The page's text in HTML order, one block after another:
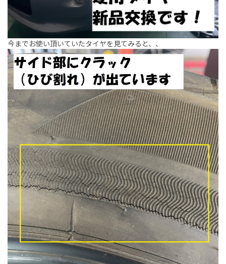
今までお使い頂いていたタイヤを見てみると、、